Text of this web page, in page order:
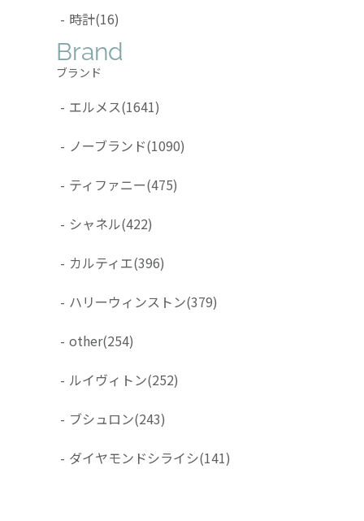
- 時計(16)
Brand
ブランド
- エルメス(1641)
- ノーブランド(1090)
- ティファニー(475)
- シャネル(422)
- カルティエ(396)
- ハリーウィンストン(379)
- other(254)
- ルイヴィトン(252)
- ブシュロン(243)
- ダイヤモンドシライシ(141)